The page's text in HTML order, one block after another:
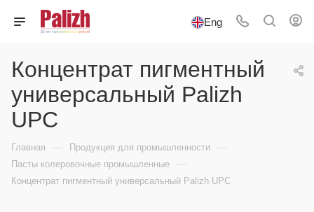
Eng
Концентрат пигментный
универсальный Palizh
UPC
Главная — Продукция для промышленности —
Пасты колеровочные промышленные —
Концентрат пигментный универсальный Palizh UPC